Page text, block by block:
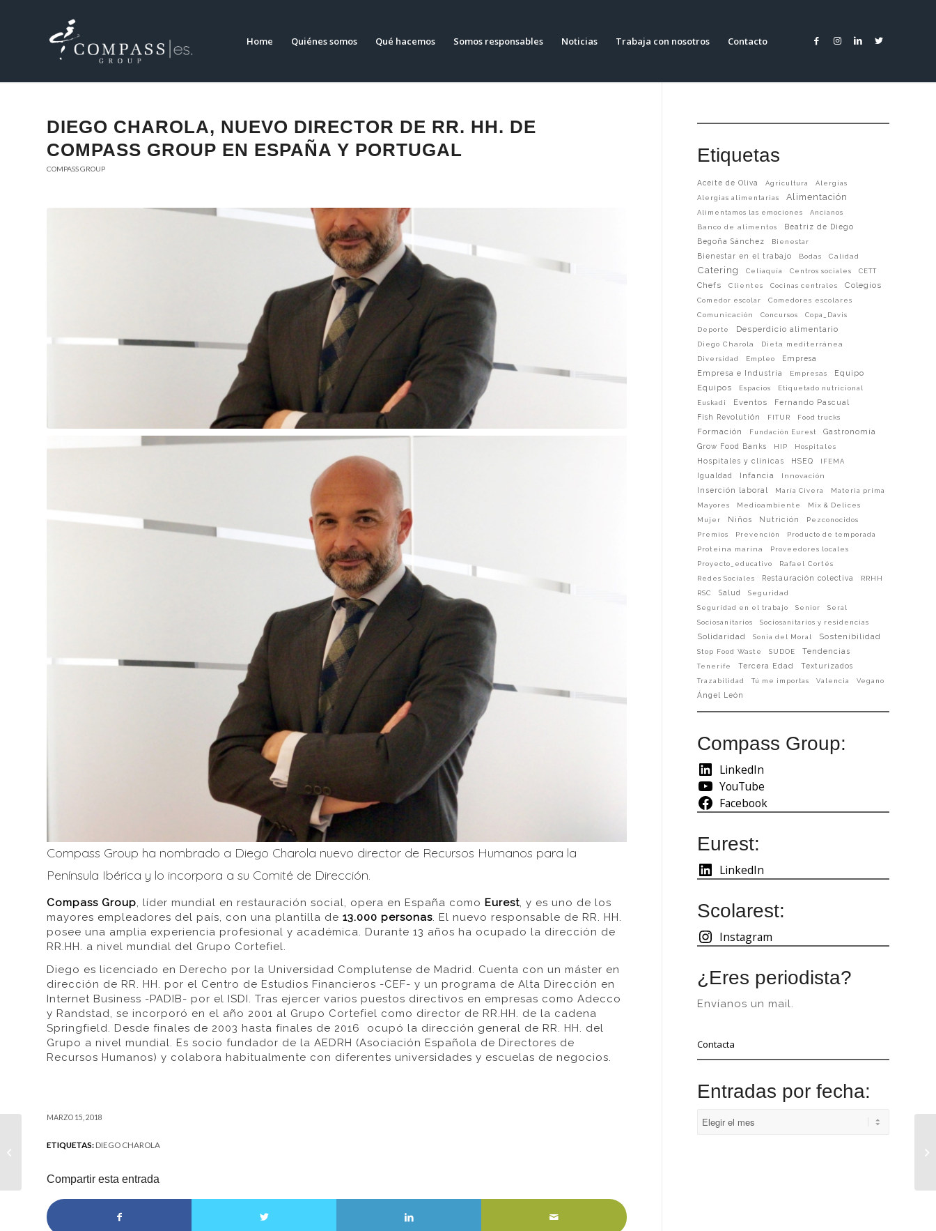
Home Quiénes somos Qué hacemos Somos responsables Noticias Trabaja con nosotros Contacto
DIEGO CHAROLA, NUEVO DIRECTOR DE RR. HH. DE
COMPASS GROUP EN ESPAÑA Y PORTUGAL
COMPASS GROUP
Compass Group ha nombrado a Diego Charola nuevo director de Recursos Humanos para la
Península Ibérica y lo incorpora a su Comité de Dirección.
Compass Group , líder mundial en restauración social, opera en España como Eurest , y es uno de los
mayores empleadores del país, con una plantilla de 13.000 personas . El nuevo responsable de RR. HH.
posee una amplia experiencia profesional y académica. Durante 13 años ha ocupado la dirección de
RR.HH. a nivel mundial del Grupo Cortefiel.
Diego es licenciado en Derecho por la Universidad Complutense de Madrid. Cuenta con un máster en
dirección de RR. HH. por el Centro de Estudios Financieros -CEF- y un programa de Alta Dirección en
Internet Business -PADIB- por el ISDI. Tras ejercer varios puestos directivos en empresas como Adecco
y Randstad, se incorporó en el año 2001 al Grupo Cortefiel como director de RR.HH. de la cadena
Springfield. Desde finales de 2003 hasta finales de 2016 ocupó la dirección general de RR. HH. del
Grupo a nivel mundial. Es socio fundador de la AEDRH (Asociación Española de Directores de
Recursos Humanos) y colabora habitualmente con diferentes universidades y escuelas de negocios.
MARZO 15, 2018
ETIQUETAS: DIEGO CHAROLA
Compartir esta entrada
Etiquetas
Aceite de Oliva Agricultura
Alergias
Alergias alimentarias
Alimentación
Alimentamos las emociones
Ancianos
Banco de alimentos
Beatriz de Diego
Begoña Sánchez
Bienestar
Bienestar en el trabajo Bodas Calidad
Catering Celiaquía Centros sociales CETT
Chefs Clientes Cocinas centrales Colegios
Comedor escolar
Comedores escolares
Comunicación
Concursos
Copa_Davis
Deporte
Desperdicio alimentario
Diego Charola
Dieta mediterránea
Diversidad
Empleo Empresa
Empresa e Industria Empresas Equipo
Equipos Espacios
Etiquetado nutricional
Euskadi
Eventos
Fernando Pascual
Fish Revolutión
FITUR Food trucks
Formación Fundación Eurest
Gastronomía
Grow Food Banks
HIP Hospitales
Hospitales y clínicas HSEQ IFEMA
Igualdad Infancia Innovación
Inserción laboral María Civera
Materia prima
Mayores
Medioambiente
Mix & Delices
Mujer
Niños Nutrición
Pezconocidos
Premios
Prevención
Producto de temporada
Proteina marina
Proveedores locales
Proyecto_educativo
Rafael Cortés
Redes Sociales
Restauración colectiva
RRHH
RSC
Salud
Seguridad
Seguridad en el trabajo
Senior
Seral
Sociosanitarios
Sociosanitarios y residencias
Solidaridad Sonia del Moral Sostenibilidad
Stop Food Waste SUDOE Tendencias
Tenerife Tercera Edad Texturizados
Trazabilidad Tú me importas Valencia Vegano
Ángel León
Compass Group:
LinkedIn
YouTube
Facebook
Eurest:
LinkedIn
Scolarest:
Instagram
¿Eres periodista?
Envíanos un mail.
Contacta
Entradas por fecha:
Mujer Trabajadora en